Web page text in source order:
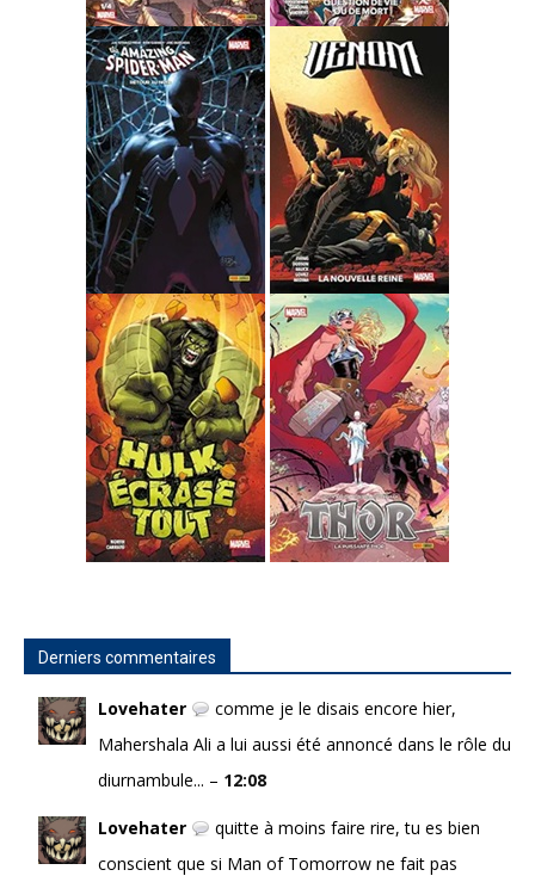
Derniers commentaires
Lovehater
comme je le disais encore hier,
Mahershala Ali a lui aussi été annoncé dans le rôle du
diurnambule... – 12:08
Lovehater
quitte à moins faire rire, tu es bien
conscient que si Man of Tomorrow ne fait pas